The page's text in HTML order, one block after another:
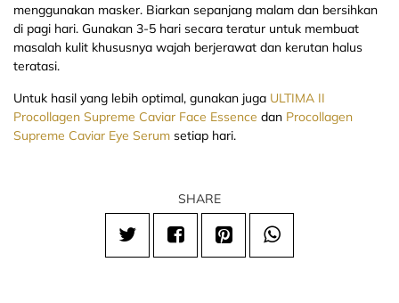
menggunakan masker. Biarkan sepanjang malam dan bersihkan
di pagi hari. Gunakan 3-5 hari secara teratur untuk membuat
masalah kulit khususnya wajah berjerawat dan kerutan halus
teratasi.
Untuk hasil yang lebih optimal, gunakan juga ULTIMA II
Procollagen Supreme Caviar Face Essence dan Procollagen
Supreme Caviar Eye Serum setiap hari.
SHARE